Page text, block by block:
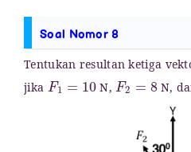
Soal Nomor 8
Tentukan resultan ketiga
jikaF1=10 N,F2=8 N,